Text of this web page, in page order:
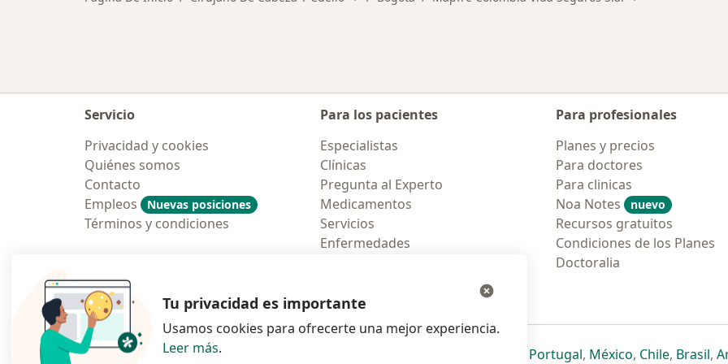
Servicio
Privacidad y cookies
Quiénes somos
Contacto
Empleos
Nuevas posiciones
Términos y condiciones
Para los pacientes
Especialistas
Clínicas
Pregunta al Experto
Medicamentos
Servicios
Enfermedades
Para profesionales
Planes y precios
Para doctores
Para clinicas
Noa Notes
nuevo
Recursos gratuitos
Condiciones de los Planes
Doctoralia
Polska se abre en una nueva pestaña
se abre en una nueva pestaña
se abre en una nueva pestaña
se abre en una nueva pestaña
Portugalse abre en una nueva
, Méxicose abre en una
, Chilese abre
, Brasilse
,
Tu privacidad es importante
Usamos cookies para ofrecerte una mejor experiencia.
Leer más.